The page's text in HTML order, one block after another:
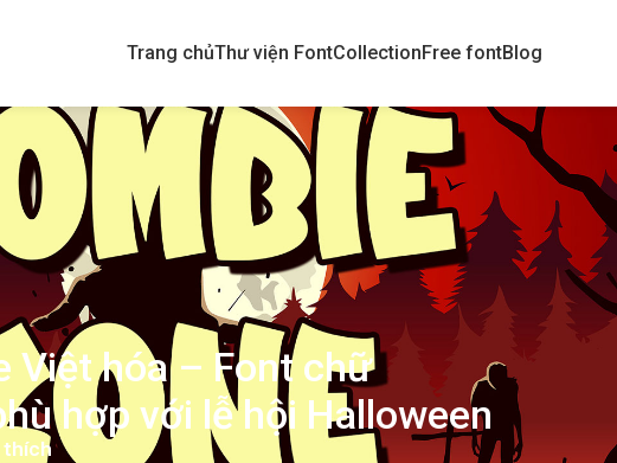
Trang chủThư viện FontCollectionFree fontBlog
Việt hóa – Font chữ
hợp với lễ hội Halloween
thích